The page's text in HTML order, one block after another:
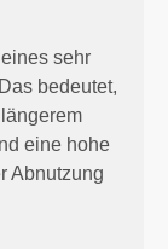
sehr
bedeutet,
eine hohe
Abnutzung